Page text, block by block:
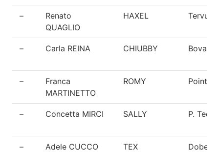
–
Renato
QUAGLIO
HAXEL
– Carla REINA CHIUBBY Bovaro
–
Franca
MARTINETTO
ROMY Pointer
– Concetta MIRCI SALLY P.
– Adele CUCCO TEX